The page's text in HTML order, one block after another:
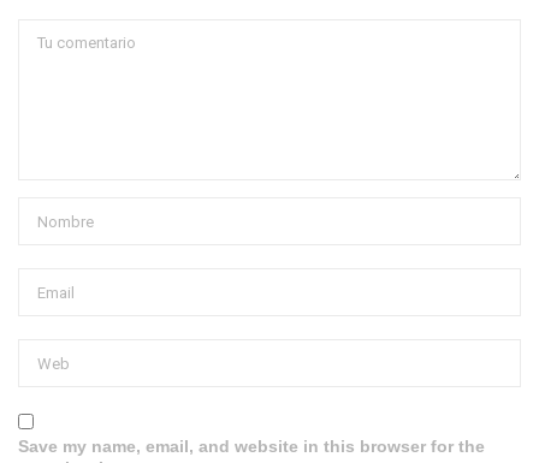
Save my name, email, and website in this browser for the